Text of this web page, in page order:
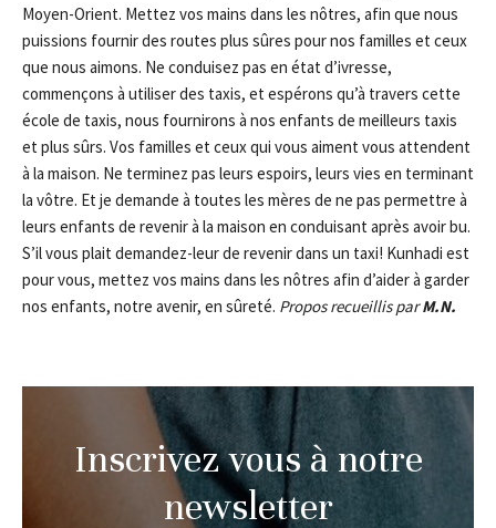
Moyen-Orient. Mettez vos mains dans les nôtres, afin que nous
puissions fournir des routes plus sûres pour nos familles et ceux
que nous aimons. Ne conduisez pas en état d’ivresse,
commençons à utiliser des taxis, et espérons qu’à travers cette
école de taxis, nous fournirons à nos enfants de meilleurs taxis
et plus sûrs. Vos familles et ceux qui vous aiment vous attendent
à la maison. Ne terminez pas leurs espoirs, leurs vies en terminant
la vôtre. Et je demande à toutes les mères de ne pas permettre à
leurs enfants de revenir à la maison en conduisant après avoir bu.
S’il vous plait demandez-leur de revenir dans un taxi! Kunhadi est
pour vous, mettez vos mains dans les nôtres afin d’aider à garder
nos enfants, notre avenir, en sûreté. Propos recueillis parM.N.
Inscrivez vous à notre
newsletter